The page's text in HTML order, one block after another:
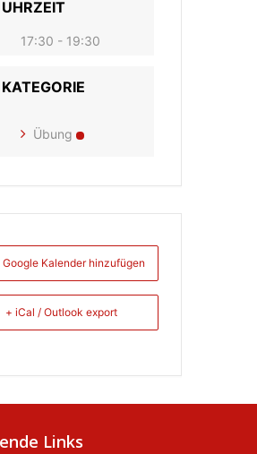
UHRZEIT
17:30 - 19:30
KATEGORIE
Übung
Google Kalender hinzufügen
+ iCal / Outlook export
Links